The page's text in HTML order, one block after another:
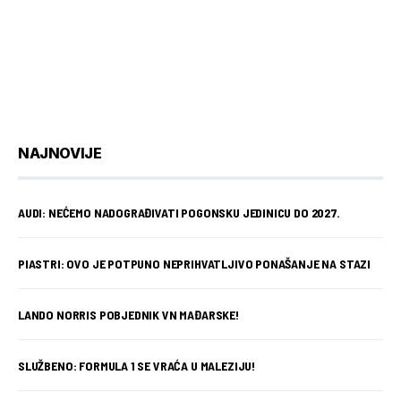
NAJNOVIJE
AUDI: NEĆEMO NADOGRAĐIVATI POGONSKU JEDINICU DO 2027.
PIASTRI: OVO JE POTPUNO NEPRIHVATLJIVO PONAŠANJE NA STAZI
LANDO NORRIS POBJEDNIK VN MAĐARSKE!
SLUŽBENO: FORMULA 1 SE VRAĆA U MALEZIJU!